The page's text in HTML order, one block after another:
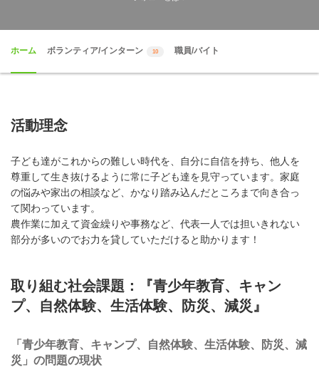
ホーム ボランティア/インターン 10 職員/バイト
活動理念
子ども達がこれからの難しい時代を、自分に自信を持ち、他人を
尊重して生き抜けるように常に子ども達を見守っています。家庭
の悩みや家出の相談など、かなり踏み込んだところまで向き合っ
て関わっています。
農作業に加えて資金繰りや事務など、代表一人では担いきれない
部分が多いのでお力を貸していただけると助かります！
取り組む社会課題：『青少年教育、キャン
プ、自然体験、生活体験、防災、減災』
「青少年教育、キャンプ、自然体験、生活体験、防災、減
災」の問題の現状